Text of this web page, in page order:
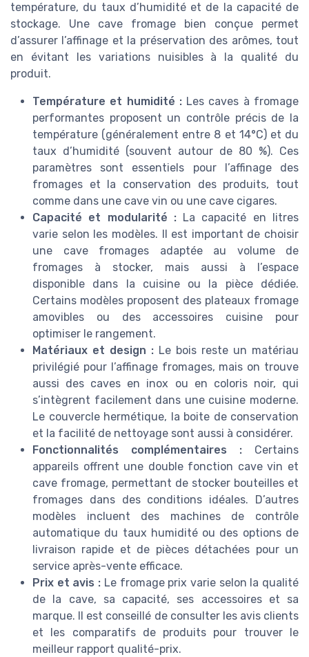
température, du taux d’humidité et de la capacité de
stockage. Une cave fromage bien conçue permet
d’assurer l’affinage et la préservation des arômes, tout
en évitant les variations nuisibles à la qualité du
produit.
Température et humidité :Les caves à fromage
performantes proposent un contrôle précis de la
température (généralement entre 8 et 14°C) et du
taux d’humidité (souvent autour de 80 %). Ces
paramètres sont essentiels pour l’affinage des
fromages et la conservation des produits, tout
comme dans une cave vin ou une cave cigares.
Capacité et modularité :La capacité en litres
varie selon les modèles. Il est important de choisir
une cave fromages adaptée au volume de
fromages à stocker, mais aussi à l’espace
disponible dans la cuisine ou la pièce dédiée.
Certains modèles proposent des plateaux fromage
amovibles ou des accessoires cuisine pour
optimiser le rangement.
Matériaux et design : Le bois reste un matériau
privilégié pour l’affinage fromages, mais on trouve
aussi des caves en inox ou en coloris noir, qui
s’intègrent facilement dans une cuisine moderne.
Le couvercle hermétique, la boite de conservation
et la facilité de nettoyage sont aussi à considérer.
Fonctionnalités complémentaires : Certains
appareils offrent une double fonction cave vin et
cave fromage, permettant de stocker bouteilles et
fromages dans des conditions idéales. D’autres
modèles incluent des machines de contrôle
automatique du taux humidité ou des options de
livraison rapide et de pièces détachées pour un
service après-vente efficace.
Prix et avis : Le fromage prix varie selon la qualité
de la cave, sa capacité, ses accessoires et sa
marque. Il est conseillé de consulter les avis clients
et les comparatifs de produits pour trouver le
meilleur rapport qualité-prix.